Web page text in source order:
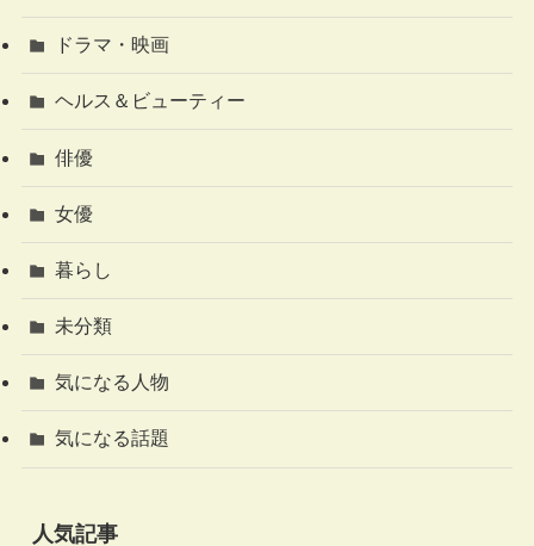
ドラマ・映画
ヘルス＆ビューティー
俳優
女優
暮らし
未分類
気になる人物
気になる話題
人気記事